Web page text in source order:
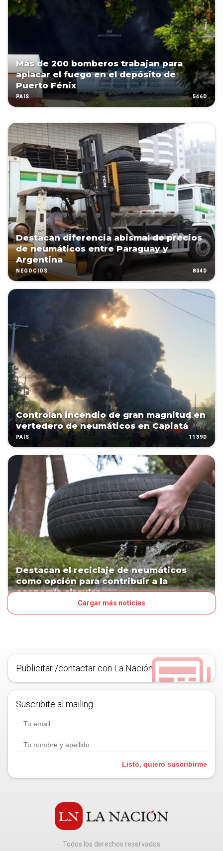
Más de 200 bomberos trabajan para
aplacar el fuego en el depósito de
Puerto Fénix
PAÍS 546D
Destacan diferencia abismal de precios
de neumáticos entre Paraguay y
Argentina
NEGOCIOS 804D
Controlan incendio de gran magnitud en
vertedero de neumáticos en Capiatá
PAÍS 1139D
Destacan el reciclaje de neumáticos
como opción para contribuir a la
economía circular
Cargar más noticias
Publicitar /contactar con La Nación
Suscribite al mailing.
Listo, quiero suscribirme
Todos los derechos reservados